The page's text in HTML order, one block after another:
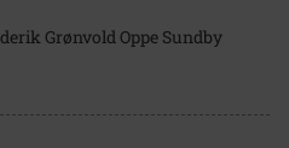
Grønvold Oppe Sundby